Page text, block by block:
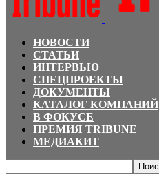
НОВОСТИ
СТАТЬИ
ИНТЕРВЬЮ
СПЕЦПРОЕКТЫ
ДОКУМЕНТЫ
КАТАЛОГ КОМПАНИЙ
В ФОКУСЕ
ПРЕМИЯ TRIBUNE
МЕДИАКИТ